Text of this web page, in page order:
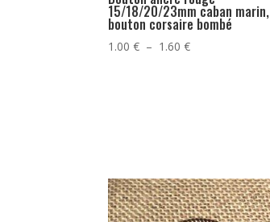
15/18/20/23mm caban marin,
bouton corsaire bombé
1.00€ – 1.60€Plage